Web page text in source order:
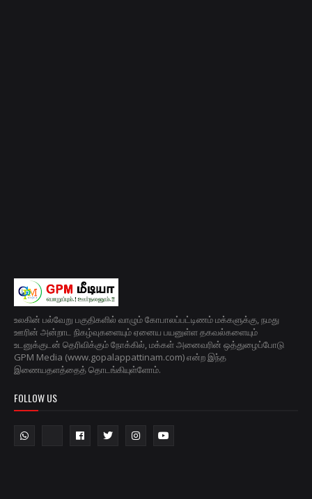
உலகின் பல்வேறு பகுதிகளில் வாழும் கோபாலப்பட்டிணம் மக்களுக்கு, நமது
ஊரின் அன்றாட நிகழ்வுகளையும் ஏனைய பயனுள்ள தகவல்களையும்
உடனுக்குடன் தெரிவிக்கும் நோக்கில், மக்கள் அனைவரின் ஒத்துழைப்போடு
GPM Media (www.gopalappattinam.com) என்ற இந்த
இணையதளத்தைத் தொடங்கியுள்ளோம்.
FOLLOW US